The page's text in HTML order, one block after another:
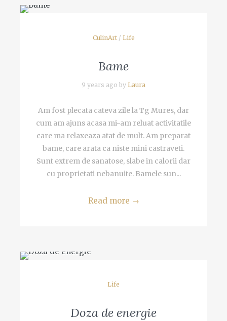
CulinArt/ Life
Bame
9 years ago by Laura
Am fost plecata cateva zile la Tg Mures, dar
cum am ajuns acasa mi-am reluat activitatile
care ma relaxeaza atat de mult. Am preparat
bame, care arata ca niste mini castraveti.
Sunt extrem de sanatose, slabe in calorii dar
cu proprietati nebanuite. Bamele sun...
Read more →
Life
Doza de energie